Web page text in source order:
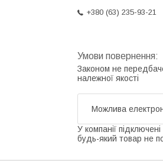
+380 (63) 235-93-21
Законом не
належної якості
У компанії
будь-який товар не